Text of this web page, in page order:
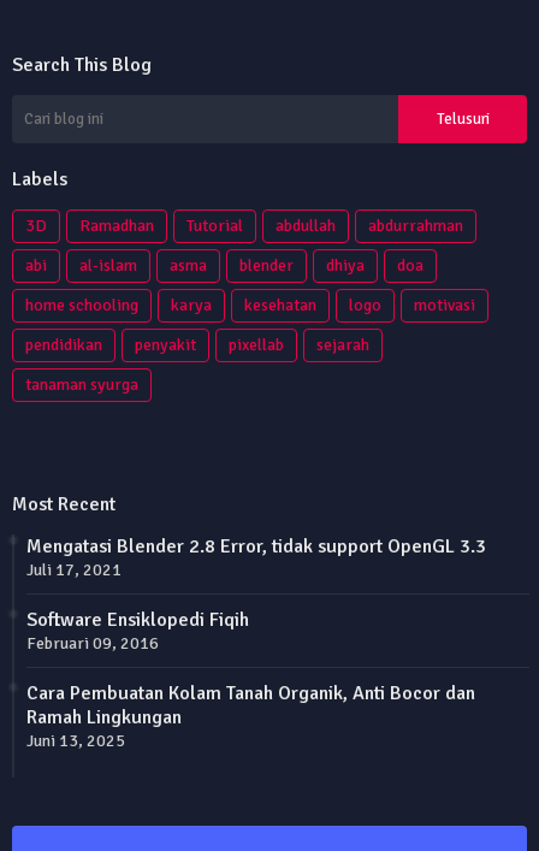
Search This Blog
Labels
3D Ramadhan Tutorial abdullah
abdurrahman
abi
al-islam asma blender dhiya
doa
home schooling
karya kesehatan logo
motivasi
pendidikan
penyakit pixellab
sejarah
tanaman syurga
Most Recent
Mengatasi Blender 2.8 Error, tidak support OpenGL 3.3
Juli 17, 2021
Software Ensiklopedi Fiqih
Februari 09, 2016
Cara Pembuatan Kolam Tanah Organik, Anti Bocor dan
Ramah Lingkungan
Juni 13, 2025